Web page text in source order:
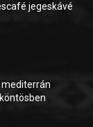
jegeskávé
mediterrán